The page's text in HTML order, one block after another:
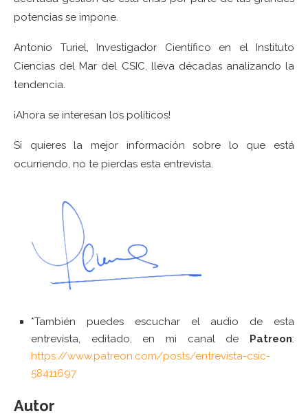
potencias se impone.
Antonio Turiel, Investigador Científico en el Instituto
Ciencias del Mar del CSIC, lleva décadas analizando la
tendencia.
¡Ahora se interesan los políticos!
Si quieres la mejor información sobre lo que está
ocurriendo, no te pierdas esta entrevista.
*También puedes escuchar el audio de esta
entrevista, editado, en mi canal de
Patreon:
https://www.patreon.com/posts/entrevista-csic-
58411697
Autor